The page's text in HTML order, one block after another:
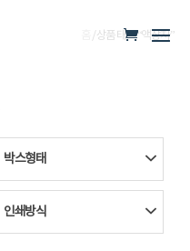
/ 상품 태그 “액상차”
박스형태
인쇄방식